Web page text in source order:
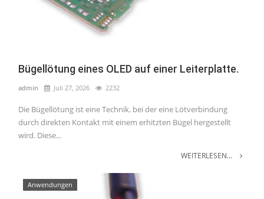
Bügellötung eines OLED auf einer Leiterplatte.
admin Juli 27, 2026 2232
Die Bügellötung ist eine Technik, bei der eine Lötverbindung
durch direkten Kontakt mit einem erhitzten Bügel hergestellt
wird. Diese...
WEITERLESEN...
Anwendungen